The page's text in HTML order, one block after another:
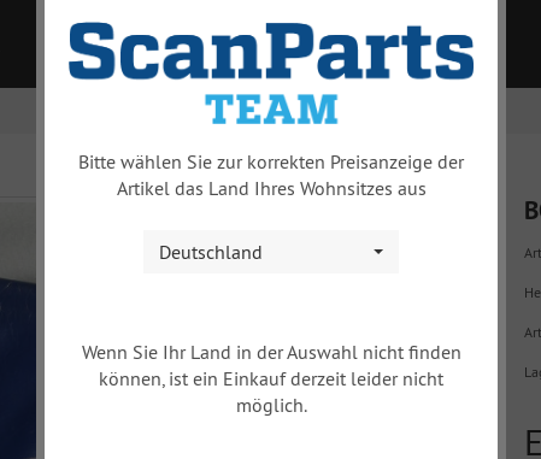
ZUBEHÖR MERCHANDISE % SALE %
Bitte wählen Sie zur korrekten Preisanzeige der
Artikel das Land Ihres Wohnsitzes aus
Deutschland
Wenn Sie Ihr Land in der Auswahl nicht finden
können, ist ein Einkauf derzeit leider nicht
möglich.